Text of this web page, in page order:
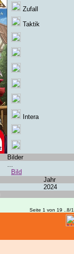
Zufall
Taktik
Intera
Bilder
...
Bild
Jahr
2024
Seite 1 von 19 ..8/